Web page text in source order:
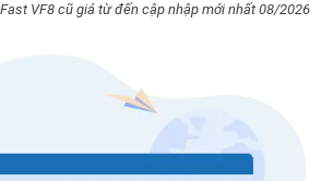
VF8 cũ giá từ đến cập nhập mới nhất 08/2026